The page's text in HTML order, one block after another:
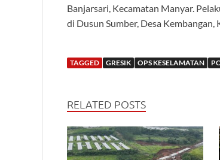
Banjarsari, Kecamatan Manyar.
di Dusun Sumber, Desa Kembangan,
TAGGED GRESIK OPS KESELAMATAN
RELATED POSTS